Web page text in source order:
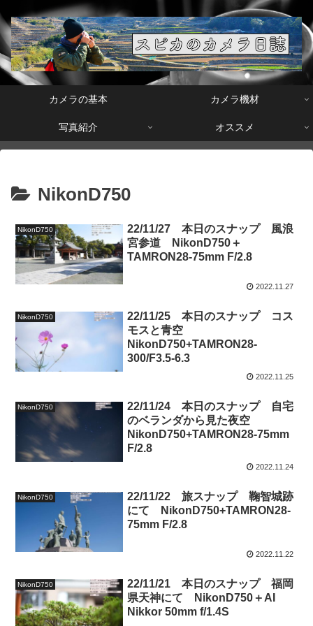
カメラの基本 カメラ機材
写真紹介 オススメ
NikonD750
NikonD750
22/11/27 本日のスナップ 風浪
宮参道 NikonD750＋
TAMRON28-75mm F/2.8
2022.11.27
NikonD750
22/11/25 本日のスナップ コス
モスと青空
NikonD750+TAMRON28-
300/F3.5-6.3
2022.11.25
NikonD750
22/11/24 本日のスナップ 自宅
のベランダから見た夜空
NikonD750+TAMRON28-75mm
F/2.8
2022.11.24
NikonD750
22/11/22 旅スナップ 鞠智城跡
にて NikonD750+TAMRON28-
75mm F/2.8
2022.11.22
NikonD750
22/11/21 本日のスナップ 福岡
県天神にて NikonD750＋AI
Nikkor 50mm f/1.4S